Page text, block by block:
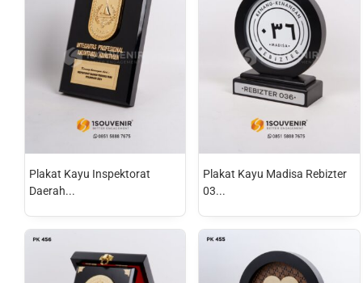
Plakat Kayu Inspektorat
Daerah...
Plakat Kayu Madisa Rebizter
03...